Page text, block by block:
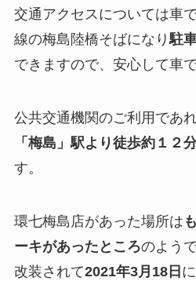
交通アクセスについては車
線の梅島陸橋そばになり駐
できますので、安心して車
公共交通機関のご利用であれ
「梅島」駅より徒歩約１２
す。
環七梅島店があった場所は
ーキがあったところのよう
改装されて2021年3月18日